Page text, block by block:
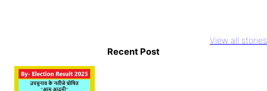
View all stories
तरह बनाते हैं वीडियो
तो सावधान
आलिया भट्ट और
ki prem
Recent Post